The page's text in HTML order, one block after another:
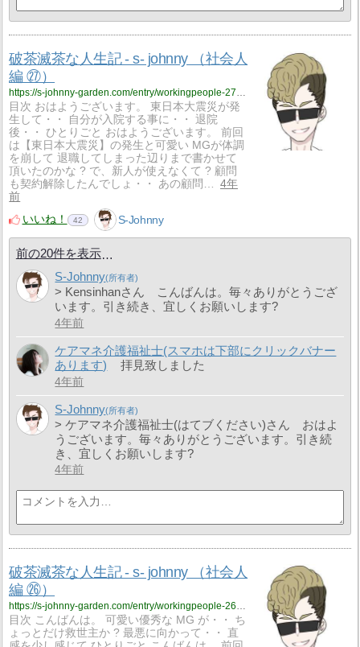
破茶滅茶な人生記 - s- johnny （社会人
編 ㉗）
https://s-johnny-garden.com/entry/workingpeople-27?utm_source=feed
目次 おはようございます。 東日本大震災が発
生して・・ 自分が入院する事に・・ 退院
後・・ ひとりごと おはようございます。 前回
は【東日本大震災】の発生と可愛い MGが体調
を崩して 退職してしまった辺りまで書かせて
頂いたのかな ? で、新人が使えなくて ? 顧問
も契約解除したんでしょ・・ あの顧問…
4年
前
いいね！
42 S-Johnny
前の20件を表示
S-Johnny
> Kensinhanさん こんばんは。毎々ありがとうござ
います。引き続き、宜しくお願いします?
4年前
ケアマネ介護福祉士(スマホは下部にクリックバナー
あります)
拝見致しました
4年前
S-Johnny
> ケアマネ介護福祉士(はてブください)さん おはよ
うございます。毎々ありがとうございます。引き続
き、宜しくお願いします?
4年前
破茶滅茶な人生記 - s- johnny （社会人
編 ㉖）
目次 こんばんは。 可愛い優秀な MG が・・ ち
ょっとだけ救世主か ? 最悪に向かって・・ 直